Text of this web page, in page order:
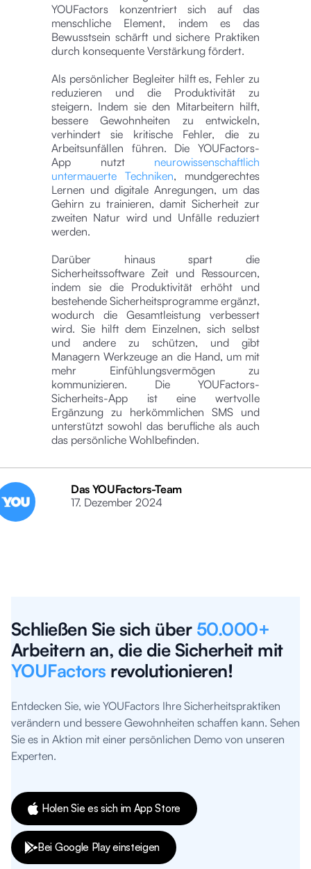
YOUFactors konzentriert sich auf das
menschliche Element, indem es das
Bewusstsein schärft und sichere Praktiken
durch konsequente Verstärkung fördert.
Als persönlicher Begleiter hilft es, Fehler zu
reduzieren und die Produktivität zu
steigern. Indem sie den Mitarbeitern hilft,
bessere Gewohnheiten zu entwickeln,
verhindert sie kritische Fehler, die zu
Arbeitsunfällen führen. Die YOUFactors-
App nutzt neurowissenschaftlich
untermauerte Techniken, mundgerechtes
Lernen und digitale Anregungen, um das
Gehirn zu trainieren, damit Sicherheit zur
zweiten Natur wird und Unfälle reduziert
werden.
Darüber hinaus spart die
Sicherheitssoftware Zeit und Ressourcen,
indem sie die Produktivität erhöht und
bestehende Sicherheitsprogramme ergänzt,
wodurch die Gesamtleistung verbessert
wird. Sie hilft dem Einzelnen, sich selbst
und andere zu schützen, und gibt
Managern Werkzeuge an die Hand, um mit
mehr Einfühlungsvermögen zu
kommunizieren. Die YOUFactors-
Sicherheits-App ist eine wertvolle
Ergänzung zu herkömmlichen SMS und
unterstützt sowohl das berufliche als auch
das persönliche Wohlbefinden.
Das YOUFactors-Team
17. Dezember 2024
Schließen Sie sich über 50.000+
Arbeitern an, die die Sicherheit mit
YOUFactors revolutionieren!
Entdecken Sie, wie YOUFactors Ihre Sicherheitspraktiken
verändern und bessere Gewohnheiten schaffen kann. Sehen
Sie es in Aktion mit einer persönlichen Demo von unseren
Experten.
Holen Sie es sich im App Store
Bei Google Play einsteigen